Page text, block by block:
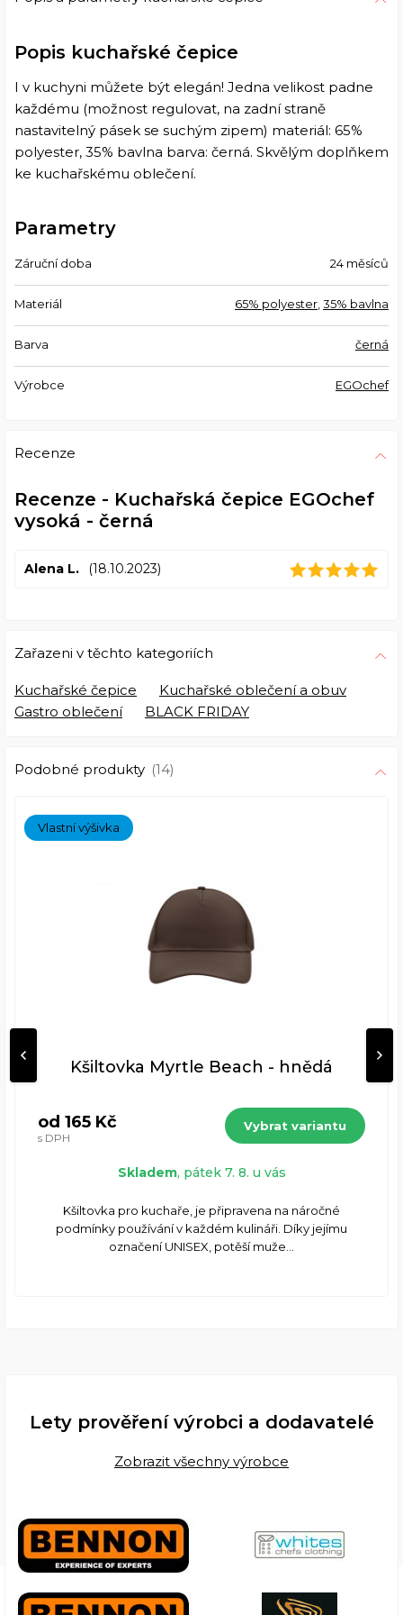
Popis kuchařské čepice
I v kuchyni můžete být elegán! Jedna velikost padne
každému (možnost regulovat, na zadní straně
nastavitelný pásek se suchým zipem) materiál: 65%
polyester, 35% bavlna barva: černá. Skvělým doplňkem
ke kuchařskému oblečení.
Parametry
Záruční doba 24 měsíců
Materiál 65% polyester 35% bavlna
Barva černá
Výrobce EGOchef
Recenze
Recenze - Kuchařská čepice EGOchef
vysoká - černá
Alena L. (18.10.2023)
Zařazeni v těchto kategoriích
Kuchařské čepice
Kuchařské oblečení a obuv
Gastro oblečení
BLACK FRIDAY
Podobné produkty (14)
Vlastní výšivka
Kšiltovka Myrtle Beach - hnědá
od 165 Kč
s DPH
Vybrat variantu
Skladem, pátek 7. 8. u vás
Kšiltovka pro kuchaře, je připravena na náročné
podmínky používání v každém kulináři. Díky jejímu
označení UNISEX, potěší muže...
Lety prověření výrobci a dodavatelé
Zobrazit všechny výrobce